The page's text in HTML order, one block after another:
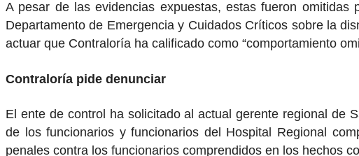
A pesar de las evidencias expuestas, estas fueron
Departamento de Emergencia y Cuidados Críticos sobre la
actuar que Contraloría ha calificado como “comportamiento
Contraloría pide denunciar
El ente de control ha solicitado al actual gerente regional de
de los funcionarios y funcionarios del Hospital Regional
penales contra los funcionarios comprendidos en los hechos